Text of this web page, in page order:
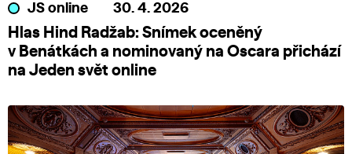
JS online 30. 4. 2026
Hlas Hind Radžab: Snímek oceněný
v Benátkách a nominovaný na Oscara přichází
na Jeden svět online